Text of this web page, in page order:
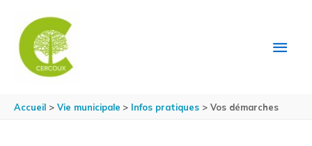
Accueil Vie municipale Infos pratiques Vos démarches